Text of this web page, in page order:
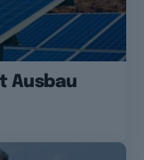
Ausbau